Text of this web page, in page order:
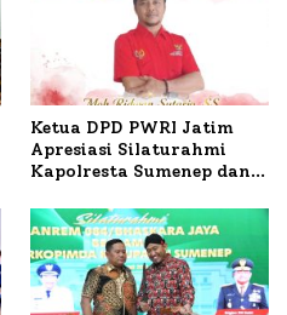
Ketua DPD PWRI Jatim
Apresiasi Silaturahmi
Kapolresta Sumenep dan
Ideal Polri-Pers